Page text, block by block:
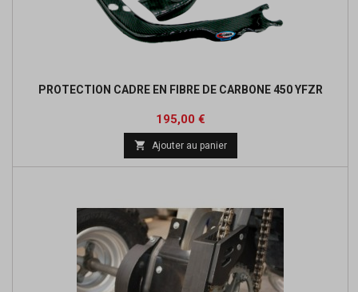
PROTECTION CADRE EN FIBRE DE CARBONE 450 YFZR
Prix
195,00 €
 Ajouter au panier